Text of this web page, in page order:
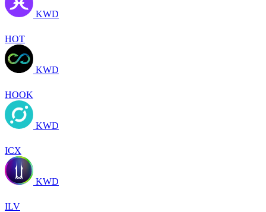
KWD
HOT
KWD
HOOK
KWD
ICX
KWD
ILV